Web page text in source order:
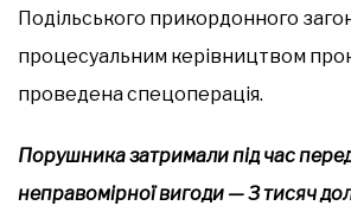
Подільського прикордонного
процесуальним керівництвом
проведена спецоперація.
Порушника затримали під час
неправомірної вигоди — 3 тисяч